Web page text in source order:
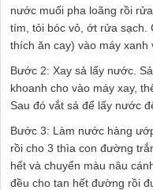
nước muối pha loãng rồi
tím, tỏi bóc vỏ, ớt rửa sạch.
thích ăn cay) vào máy xanh
Bước 2: Xay sả lấy nước.
khoanh cho vào máy xay,
Sau đó vắt sả để lấy nước
Bước 3: Làm nước hàng
rồi cho 3 thìa con đường
hết và chuyển màu nâu
đều cho tan hết đường rồi